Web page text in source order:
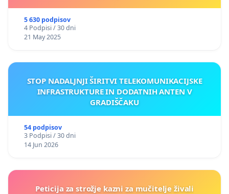
5 630 podpisov
4 Podpisi / 30 dni
21 May 2025
STOP NADALJNJI ŠIRITVI TELEKOMUNIKACIJSKE
INFRASTRUKTURE IN DODATNIH ANTEN V
GRADIŠČAKU
54 podpisov
3 Podpisi / 30 dni
14 Jun 2026
Peticija za strožje kazni za mučitelje živali